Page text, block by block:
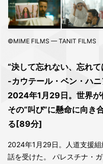
©MIME FILMS — TANIT FILMS
“決して忘れない、忘れて
-カウテール・ベン・ハ
2024年1月29日。世界が
その“叫び”に懸命に向
る[89分]
2024年1月29日。人道支援
話を受けた。 パレスチナ・